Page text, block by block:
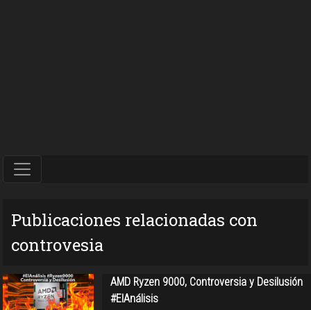
Publicaciones relacionadas con
controvesia
AMD Ryzen 9000, Controversia y Desilusión
#ElAnálisis